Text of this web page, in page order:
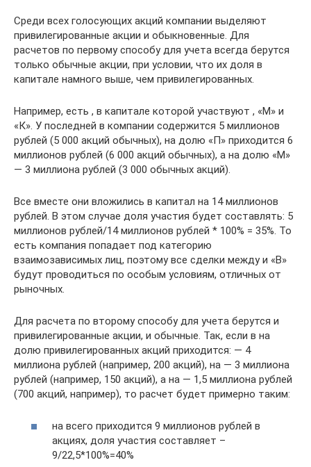
Среди всех голосующих акций компании выделяют
привилегированные акции и обыкновенные. Для
расчетов по первому способу для учета всегда берутся
только обычные акции, при условии, что их доля в
капитале намного выше, чем привилегированных.
Например, есть , в капитале которой участвуют , «М» и
«К». У последней в компании содержится 5 миллионов
рублей (5 000 акций обычных), на долю «П» приходится 6
миллионов рублей (6 000 акций обычных), а на долю «М»
— 3 миллиона рублей (3 000 обычных акций).
Все вместе они вложились в капитал на 14 миллионов
рублей. В этом случае доля участия будет составлять: 5
миллионов рублей/14 миллионов рублей * 100% = 35%. То
есть компания попадает под категорию
взаимозависимых лиц, поэтому все сделки между и «В»
будут проводиться по особым условиям, отличных от
рыночных.
Для расчета по второму способу для учета берутся и
привилегированные акции, и обычные. Так, если в на
долю привилегированных акций приходится: — 4
миллиона рублей (например, 200 акций), на — 3 миллиона
рублей (например, 150 акций), а на — 1,5 миллиона рублей
(700 акций, например), то расчет будет примерно таким:
на всего приходится 9 миллионов рублей в
акциях, доля участия составляет –
9/22,5*100%=40%